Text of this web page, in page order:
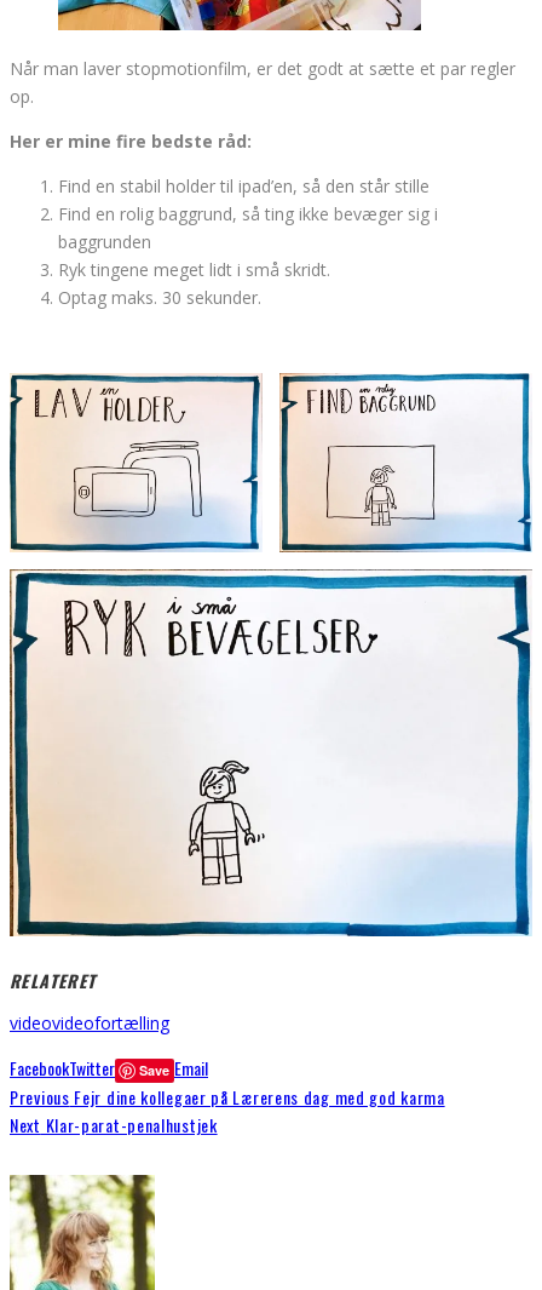
Når man laver stopmotionfilm, er det godt at sætte et par regler
op.
Her er mine fire bedste råd:
Find en stabil holder til ipad’en, så den står stille
Find en rolig baggrund, så ting ikke bevæger sig i
baggrunden
Ryk tingene meget lidt i små skridt.
Optag maks. 30 sekunder.
RELATERET
videovideofortælling
FacebookTwitter Save Email
Previous Fejr dine kollegaer på Lærerens dag med god karma
Next Klar-parat-penalhustjek